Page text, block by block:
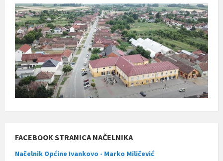
FACEBOOK STRANICA NAČELNIKA
Načelnik Općine Ivankovo - Marko Miličević